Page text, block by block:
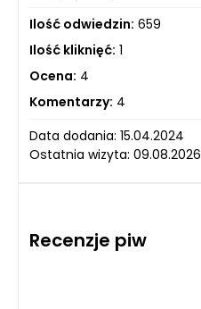
Ilość odwiedzin: 659
Ilość kliknięć: 1
Ocena: 4
Komentarzy: 4
Data dodania: 15.04.2024
Ostatnia wizyta: 09.08.2026
Recenzje piw